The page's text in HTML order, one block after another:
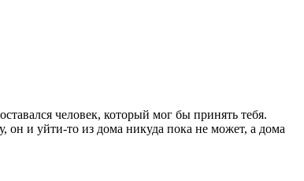
человек, который мог бы принять тебя.
он и уйти-то из дома никуда пока не может, а дома